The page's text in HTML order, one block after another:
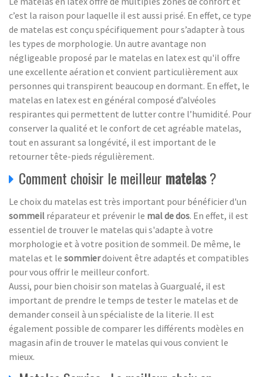
c’est la raison pour laquelle il est aussi prisé. En effet, ce type
de matelas est conçu spécifiquement pour s’adapter à tous
les types de morphologie. Un autre avantage non
négligeable proposé par le matelas en latex est qu'il offre
une excellente aération et convient particulièrement aux
personnes qui transpirent beaucoup en dormant. En effet, le
matelas en latex est en général composé d’alvéoles
respirantes qui permettent de lutter contre l’humidité. Pour
conserver la qualité et le confort de cet agréable matelas,
tout en assurant sa longévité, il est important de le
retourner tête-pieds régulièrement.
Comment choisir le meilleur matelas?
Le choix du matelas est très important pour bénéficier d'un
sommeil réparateur et prévenir le mal de dos. En effet, il est
essentiel de trouver le matelas qui s'adapte à votre
morphologie et à votre position de sommeil. De même, le
matelas et le sommierdoivent être adaptés et compatibles
pour vous offrir le meilleur confort.
Aussi, pour bien choisir son matelas à Guargualé, il est
important de prendre le temps de tester le matelas et de
demander conseil à un spécialiste de la literie. Il est
également possible de comparer les différents modèles en
magasin afin de trouver le matelas qui vous convient le
mieux.